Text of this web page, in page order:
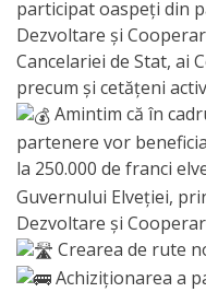
Primăriei
Lista
Primăriei
Călăraşi
participat oaspeți din
Dezvoltare și
Cancelariei de Stat, ai
precum și cetățeni
Amintim că în
partenere vor
la 250.000 de franci
Guvernului Elveției,
Dezvoltare și
Crearea de rute
Achiziționarea a